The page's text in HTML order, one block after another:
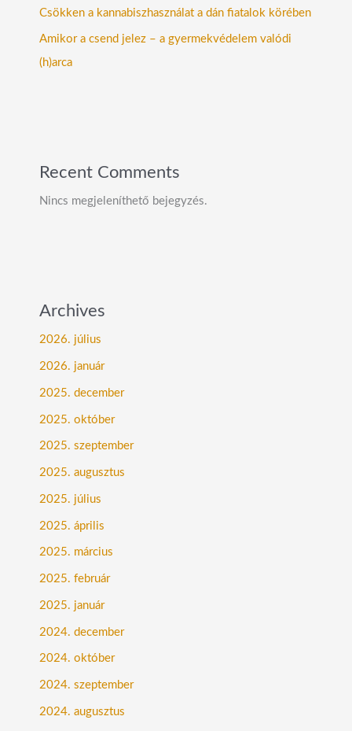
Csökken a kannabiszhasználat a dán fiatalok körében
Amikor a csend jelez – a gyermekvédelem valódi
(h)arca
Recent Comments
Nincs megjeleníthető bejegyzés.
Archives
2026. július
2026. január
2025. december
2025. október
2025. szeptember
2025. augusztus
2025. július
2025. április
2025. március
2025. február
2025. január
2024. december
2024. október
2024. szeptember
2024. augusztus